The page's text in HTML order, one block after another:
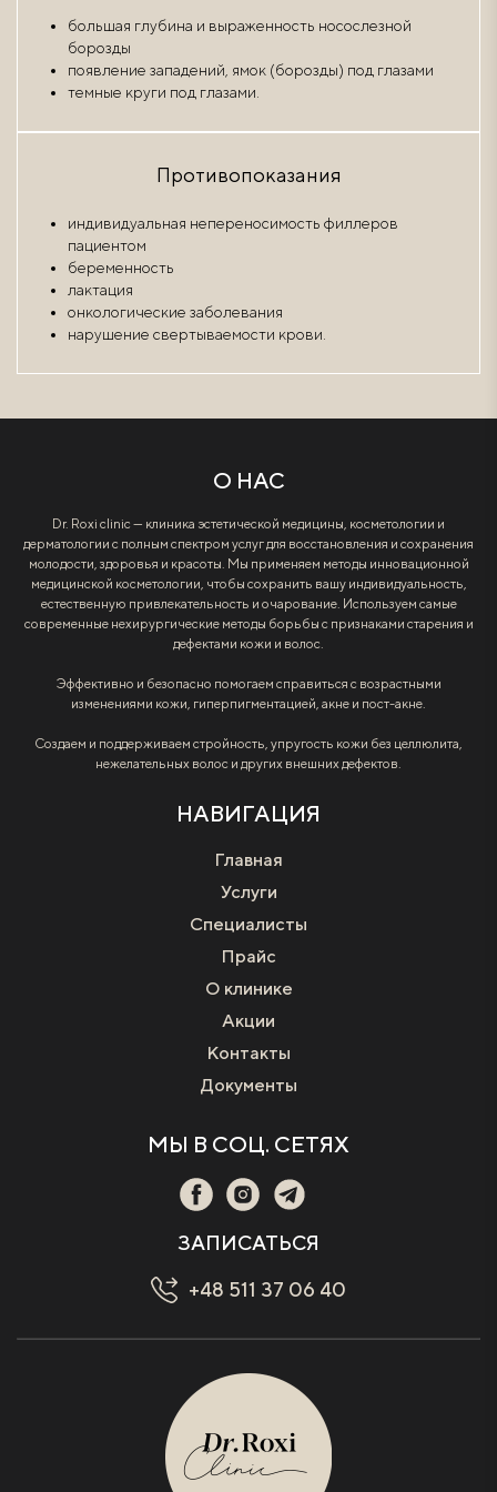
большая глубина и выраженность носослезной
борозды
появление западений, ямок (борозды) под глазами
темные круги под глазами.
Противопоказания
индивидуальная непереносимость филлеров
пациентом
беременность
лактация
онкологические заболевания
нарушение свертываемости крови.
О НАС
Dr. Roxi clinic — клиника эстетической медицины, косметологии и
дерматологии с полным спектром услуг для восстановления и сохранения
молодости, здоровья и красоты. Мы применяем методы инновационной
медицинской косметологии, чтобы сохранить вашу индивидуальность,
естественную привлекательность и очарование. Используем самые
современные нехирургические методы борьбы с признаками старения и
дефектами кожи и волос.
Эффективно и безопасно помогаем справиться с возрастными
изменениями кожи, гиперпигментацией, акне и пост-акне.
Создаем и поддерживаем стройность, упругость кожи без целлюлита,
нежелательных волос и других внешних дефектов.
НАВИГАЦИЯ
Главная
Услуги
Специалисты
Прайс
О клинике
Акции
Контакты
Документы
МЫ В СОЦ. СЕТЯХ
ЗАПИСАТЬСЯ
+48 511 37 06 40